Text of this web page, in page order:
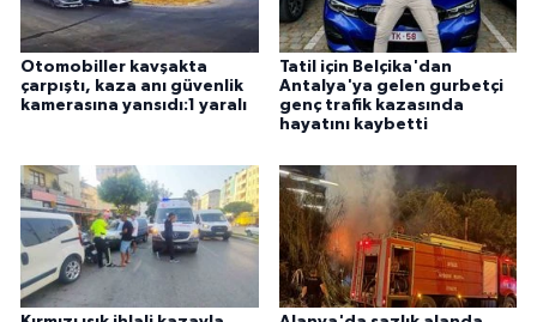
Otomobiller kavşakta
çarpıştı, kaza anı güvenlik
kamerasına yansıdı:1 yaralı
Tatil için Belçika'dan
Antalya'ya gelen gurbetçi
genç trafik kazasında
hayatını kaybetti